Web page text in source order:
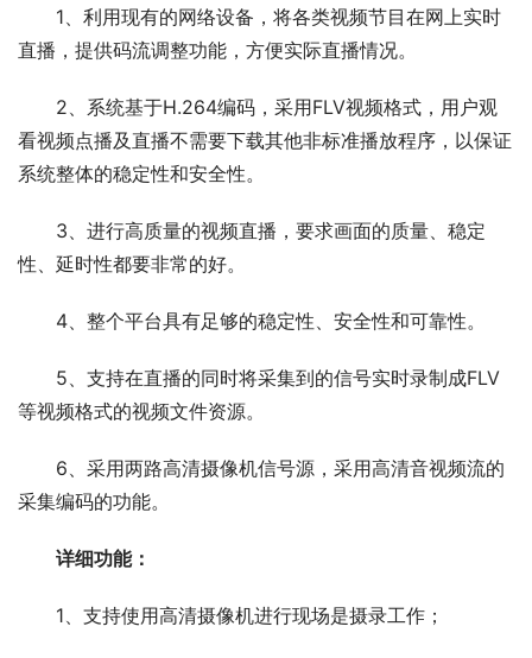
1、利用现有的网络设备，将各类视频节目在网上实时
直播，提供码流调整功能，方便实际直播情况。
2、系统基于H.264编码，采用FLV视频格式，用户观
看视频点播及直播不需要下载其他非标准播放程序，以保证
系统整体的稳定性和安全性。
3、进行高质量的视频直播，要求画面的质量、稳定
性、延时性都要非常的好。
4、整个平台具有足够的稳定性、安全性和可靠性。
5、支持在直播的同时将采集到的信号实时录制成FLV
等视频格式的视频文件资源。
6、采用两路高清摄像机信号源，采用高清音视频流的
采集编码的功能。
详细功能：
1、支持使用高清摄像机进行现场是摄录工作；